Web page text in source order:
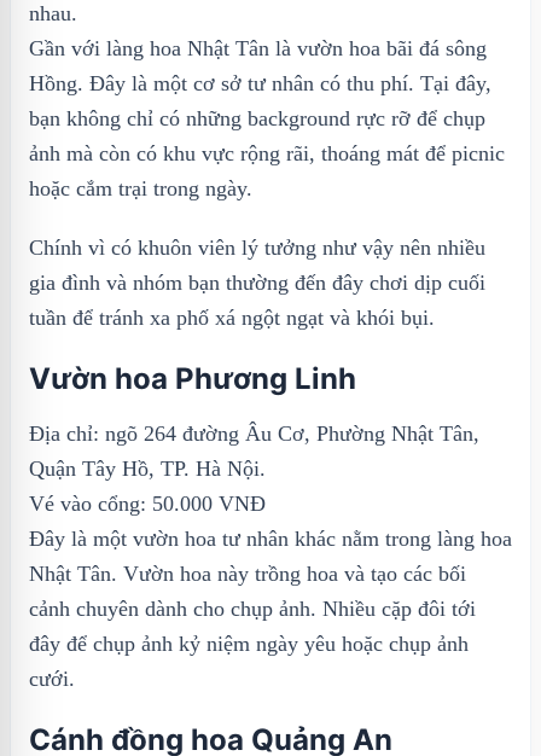
nhau.
Gần với làng hoa Nhật Tân là vườn hoa bãi đá sông
Hồng. Đây là một cơ sở tư nhân có thu phí. Tại đây,
bạn không chỉ có những background rực rỡ để chụp
ảnh mà còn có khu vực rộng rãi, thoáng mát để picnic
hoặc cắm trại trong ngày.
Chính vì có khuôn viên lý tưởng như vậy nên nhiều
gia đình và nhóm bạn thường đến đây chơi dịp cuối
tuần để tránh xa phố xá ngột ngạt và khói bụi.
Vườn hoa Phương Linh
Địa chỉ: ngõ 264 đường Âu Cơ, Phường Nhật Tân,
Quận Tây Hồ, TP. Hà Nội.
Vé vào cổng: 50.000 VNĐ
Đây là một vườn hoa tư nhân khác nằm trong làng hoa
Nhật Tân. Vườn hoa này trồng hoa và tạo các bối
cảnh chuyên dành cho chụp ảnh. Nhiều cặp đôi tới
đây để chụp ảnh kỷ niệm ngày yêu hoặc chụp ảnh
cưới.
Cánh đồng hoa Quảng An